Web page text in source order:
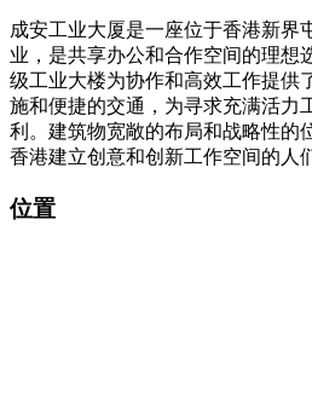
成安工业大厦是一座位于香港新界
业，是共享办公和合作空间的理想
级工业大楼为协作和高效工作提供
施和便捷的交通，为寻求充满活力
利。建筑物宽敞的布局和战略性的
香港建立创意和创新工作空间的人
位置